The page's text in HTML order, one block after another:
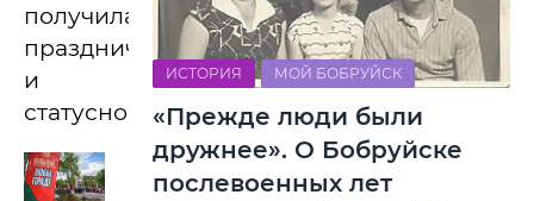
получилась
праздничной
и
статусной.
ИСТОРИЯ МОЙ БОБРУЙСК
«Прежде люди были
дружнее». О Бобруйске
послевоенных лет